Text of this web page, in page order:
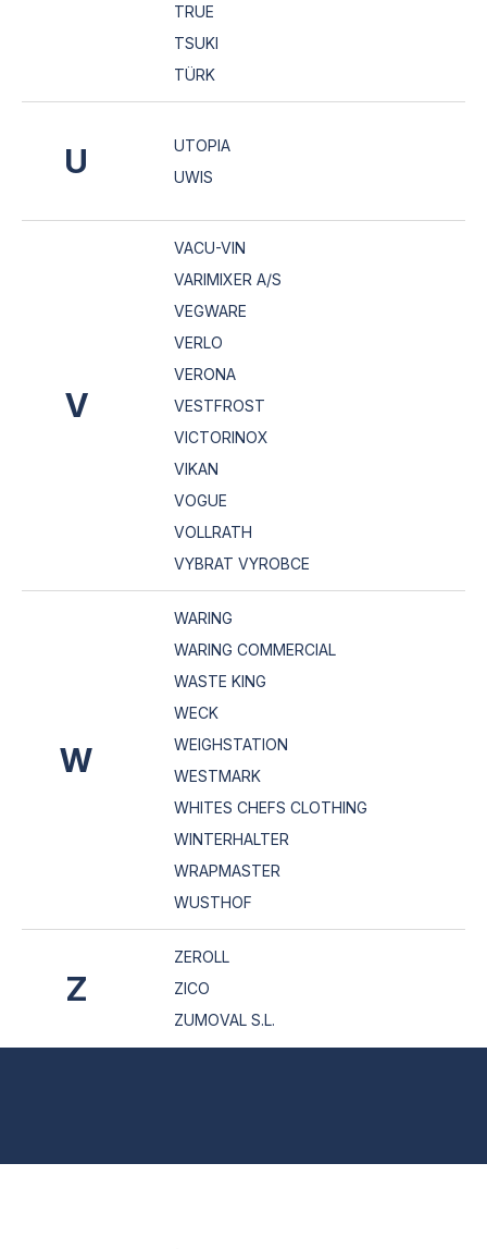
TRUE
TSUKI
TÜRK
U
UTOPIA
UWIS
V
VACU-VIN
VARIMIXER A/S
VEGWARE
VERLO
VERONA
VESTFROST
VICTORINOX
VIKAN
VOGUE
VOLLRATH
VYBRAT VYROBCE
W
WARING
WARING COMMERCIAL
WASTE KING
WECK
WEIGHSTATION
WESTMARK
WHITES CHEFS CLOTHING
WINTERHALTER
WRAPMASTER
WUSTHOF
Z
ZEROLL
ZICO
ZUMOVAL S.L.
p